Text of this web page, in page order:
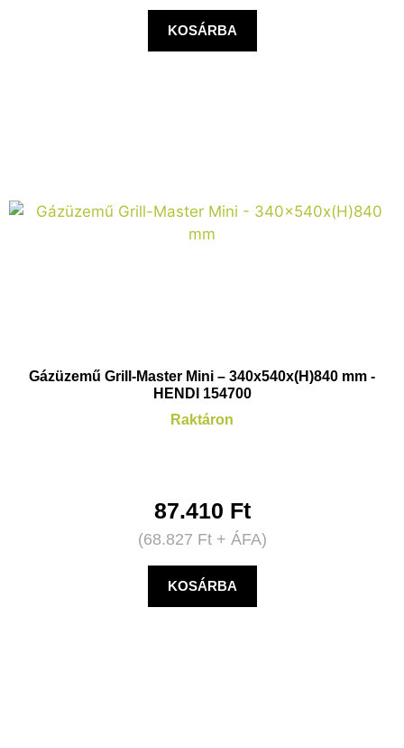
KOSÁRBA
Gázüzemű Grill-Master Mini – 340x540x(H)840 mm -
HENDI 154700
Raktáron
87.410 Ft
(68.827 Ft+ ÁFA)
KOSÁRBA